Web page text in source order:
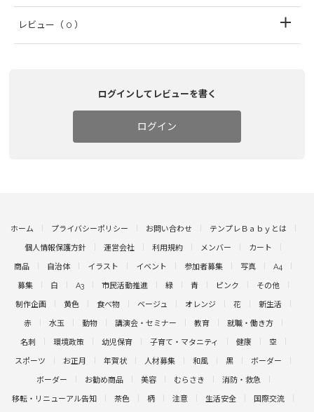
レビュー （ 0 ）
ログインしてレビューを書く
ログイン
ホーム プライバシーポリシー お問い合わせ テンプレＢａｂｙとは
個人情報保護方針 運営会社 利用規約 メンバー カート
商品 自治体 イラスト イベント 参加者募集 写真 A4
募集 白 A3 市民活動推進 緑 青 ピンク その他
制作企画 黄色 食べ物 ベージュ オレンジ 花 新生活
赤 水玉 動物 講演会・セミナー 教育 就職・働き方
名刺 環境政策 幼児保育 子育て・マタニティ 健康 空
スポーツ お正月 年賀状 人材募集 和風 黒 ボーダー
ボーダー お勧め商品 美容 むらさき 消防・救急
移転・リニューアル告知 茶色 柄 注意 生活安全 国際交流